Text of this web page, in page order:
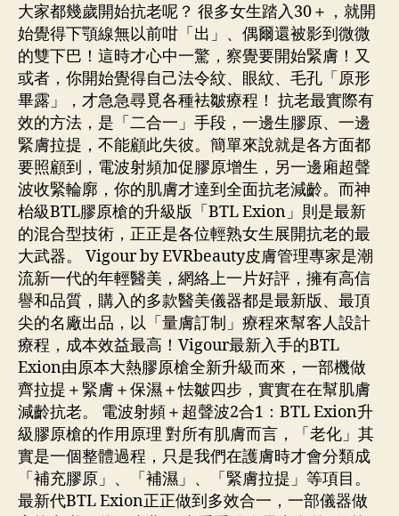
大家都幾歲開始抗老呢？ 很多女生踏入30＋，就開
始覺得下顎線無以前咁「出」、偶爾還被影到微微
的雙下巴！這時才心中一驚，察覺要開始緊膚！又
或者，你開始覺得自己法令紋、眼紋、毛孔「原形
畢露」，才急急尋覓各種袪皺療程！ 抗老最實際有
效的方法，是「二合一」手段，一邊生膠原、一邊
緊膚拉提，不能顧此失彼。簡單來說就是各方面都
要照顧到，電波射頻加促膠原增生，另一邊廂超聲
波收緊輪廓，你的肌膚才達到全面抗老減齡。而神
枱級BTL膠原槍的升級版「BTL Exion」則是最新
的混合型技術，正正是各位輕熟女生展開抗老的最
大武器。 Vigour by EVRbeauty皮膚管理專家是潮
流新一代的年輕醫美，網絡上一片好評，擁有高信
譽和品質，購入的多款醫美儀器都是最新版、最頂
尖的名廠出品，以「量膚訂制」療程來幫客人設計
療程，成本效益最高！Vigour最新入手的BTL
Exion由原本大熱膠原槍全新升級而來，一部機做
齊拉提＋緊膚＋保濕＋怯皺四步，實實在在幫肌膚
減齡抗老。 電波射頻＋超聲波2合1：BTL Exion升
級膠原槍的作用原理 對所有肌膚而言，「老化」其
實是一個整體過程，只是我們在護膚時才會分類成
「補充膠原」、「補濕」、「緊膚拉提」等項目。
最新代BTL Exion正正做到多效合一，一部儀器做